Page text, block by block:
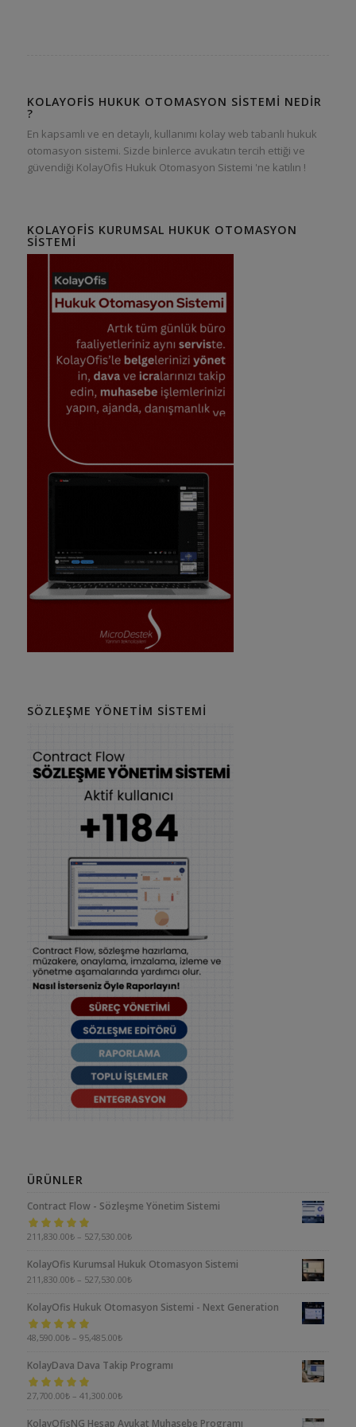
KOLAYOFIS HUKUK OTOMASYON SISTEMI NEDIR
?
En kapsamlı ve en detaylı, kullanımı kolay web tabanlı hukuk
otomasyon sistemi. Sizde binlerce avukatın tercih ettiği ve
güvendiği KolayOfis Hukuk Otomasyon Sistemi 'ne katılın !
KOLAYOFIS KURUMSAL HUKUK OTOMASYON
SISTEMI
SÖZLEŞME YÖNETIM SISTEMI
ÜRÜNLER
Contract Flow - Sözleşme Yönetim Sistemi
5 üzerinden
211,830.00₺ – 527,530.00₺
KolayOfis Kurumsal Hukuk Otomasyon Sistemi
211,830.00₺ – 527,530.00₺
KolayOfis Hukuk Otomasyon Sistemi - Next Generation
5 üzerinden
48,590.00₺ – 95,485.00₺
KolayDava Dava Takip Programı
5 üzerinden
27,700.00₺ – 41,300.00₺
KolayOfisNG Hesap Avukat Muhasebe Programı